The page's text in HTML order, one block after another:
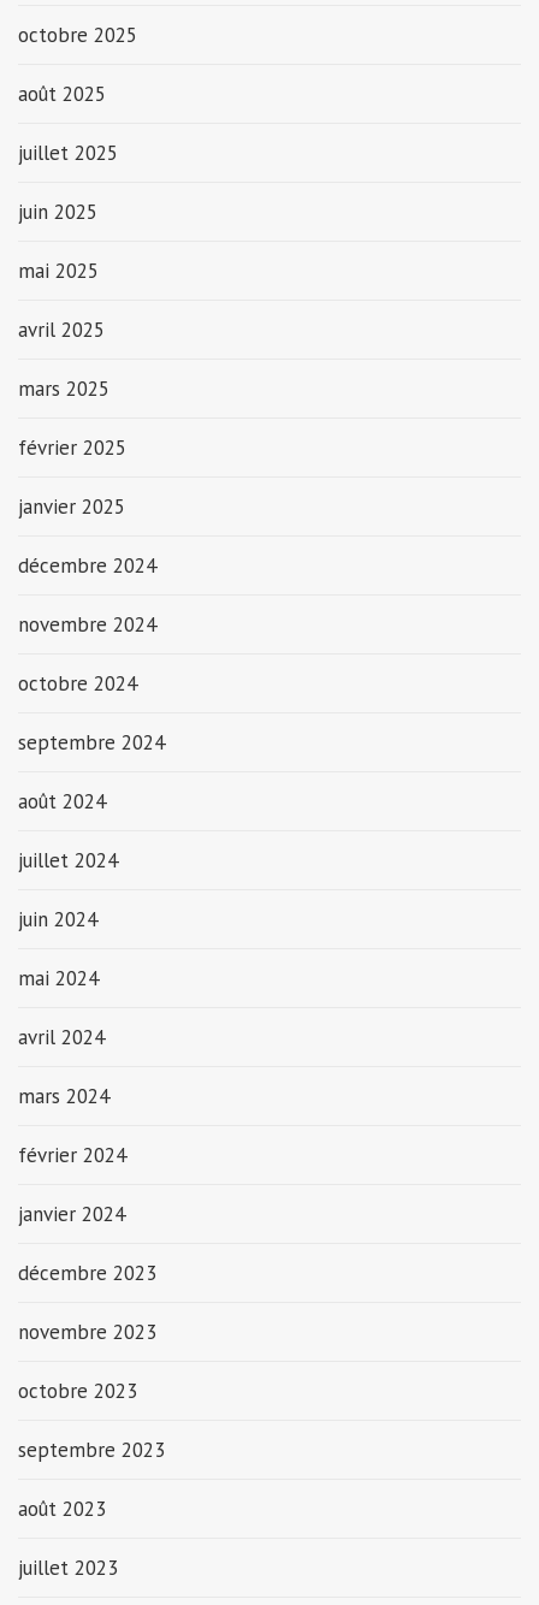
octobre 2025
août 2025
juillet 2025
juin 2025
mai 2025
avril 2025
mars 2025
février 2025
janvier 2025
décembre 2024
novembre 2024
octobre 2024
septembre 2024
août 2024
juillet 2024
juin 2024
mai 2024
avril 2024
mars 2024
février 2024
janvier 2024
décembre 2023
novembre 2023
octobre 2023
septembre 2023
août 2023
juillet 2023